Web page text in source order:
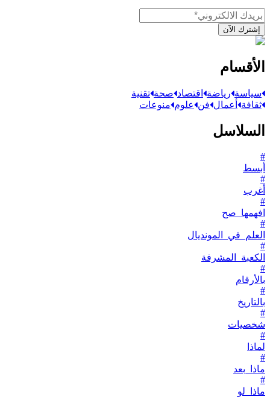
إشترك الآن
الأقسام
سياسة رياضة اقتصاد صحة تقنية
ثقافة أعمال فن علوم منوعات
السلاسل
#
أبسط
#
أغرب
#
افهمها_صح
#
العلم_في_المونديال
#
الكعبة_المشرفة
#
بالأرقام
#
بالتاريخ
#
شخصيات
#
لماذا
#
ماذا_بعد
#
ماذا_لو